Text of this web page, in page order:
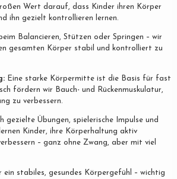
Wert darauf, dass Kinder ihren Körper
ihn gezielt kontrollieren lernen.
Balancieren, Stützen oder Springen – wir
gesamten Körper stabil und kontrolliert zu
Eine starke Körpermitte ist die Basis für fast
fördern wir Bauch- und Rückenmuskulatur,
zu verbessern.
gezielte Übungen, spielerische Impulse und
Kinder, ihre Körperhaltung aktiv
– ganz ohne Zwang, aber mit viel
ein stabiles, gesundes Körpergefühl – wichtig